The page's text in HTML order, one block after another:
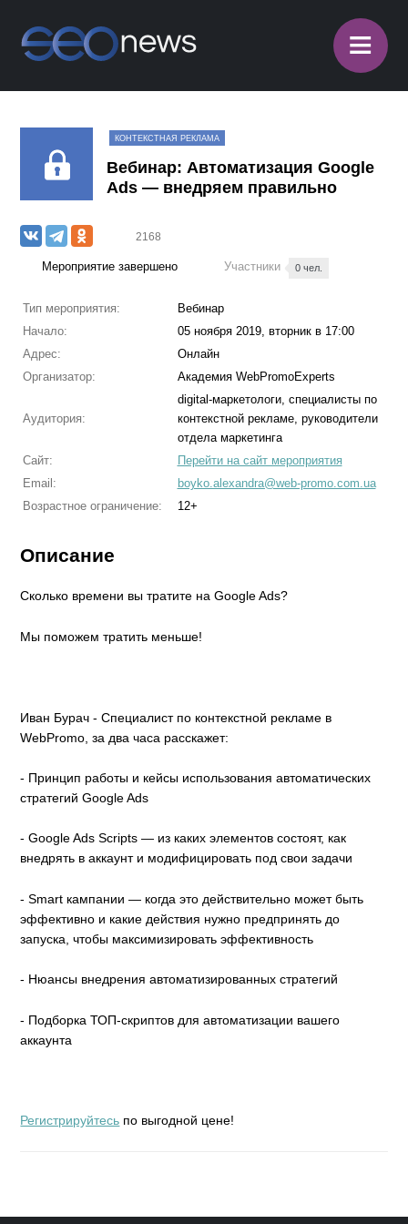
≡
КОНТЕКСТНАЯ РЕКЛАМА
Вебинар: Автоматизация Google
Ads — внедряем правильно
2168
Мероприятие завершено Участники 0 чел.
Тип мероприятия:
Вебинар
Начало:
05 ноября 2019, вторник в 17:00
Адрес:
Онлайн
Организатор:
Академия WebPromoExperts
Аудитория:
digital-маркетологи, специалисты по
контекстной рекламе, руководители
отдела маркетинга
Сайт:
Перейти на сайт мероприятия
Email:
boyko.alexandra@web-promo.com.ua
Возрастное ограничение:
12+
Описание
Сколько времени вы тратите на Google Ads?
Мы поможем тратить меньше!
Иван Бурач - Специалист по контекстной рекламе в
WebPromo, за два часа расскажет:
- Принцип работы и кейсы использования автоматических
стратегий Google Ads
- Google Ads Scripts — из каких элементов состоят, как
внедрять в аккаунт и модифицировать под свои задачи
- Smart кампании — когда это действительно может быть
эффективно и какие действия нужно предпринять до
запуска, чтобы максимизировать эффективность
- Нюансы внедрения автоматизированных стратегий
- Подборка ТОП-скриптов для автоматизации вашего
аккаунта
Регистрируйтесь по выгодной цене!